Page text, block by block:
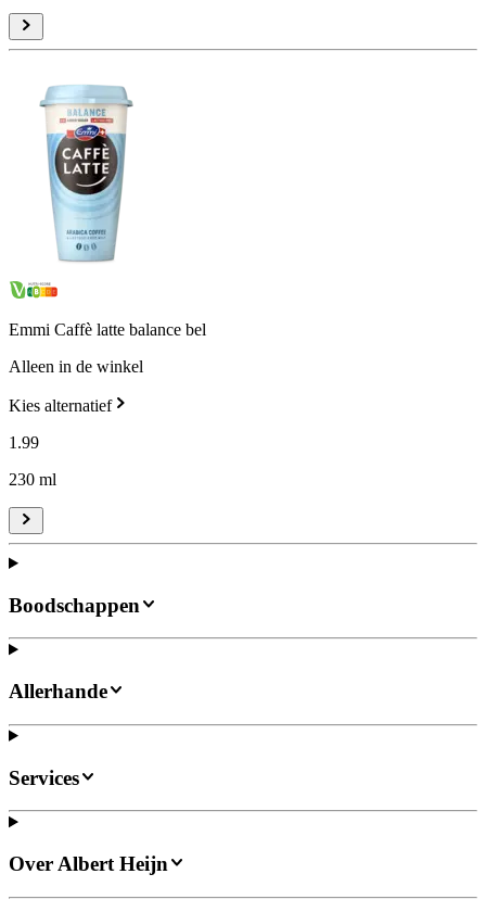
Emmi Caffè latte balance bel
Alleen in de winkel
Kies alternatief
1 .99
230 ml
Boodschappen
Allerhande
Services
Over Albert Heijn